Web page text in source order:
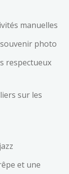
manuelles
photo
respectueux
sur les
et une